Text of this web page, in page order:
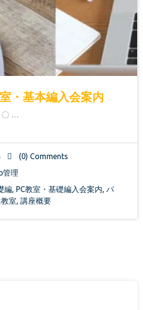
・基本編入会案内
〇 …
(0) Comments
管理
編, PC教室・基礎編入会案内, パ
室, 講座概要